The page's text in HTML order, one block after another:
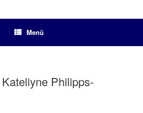
Menü
Philipps-